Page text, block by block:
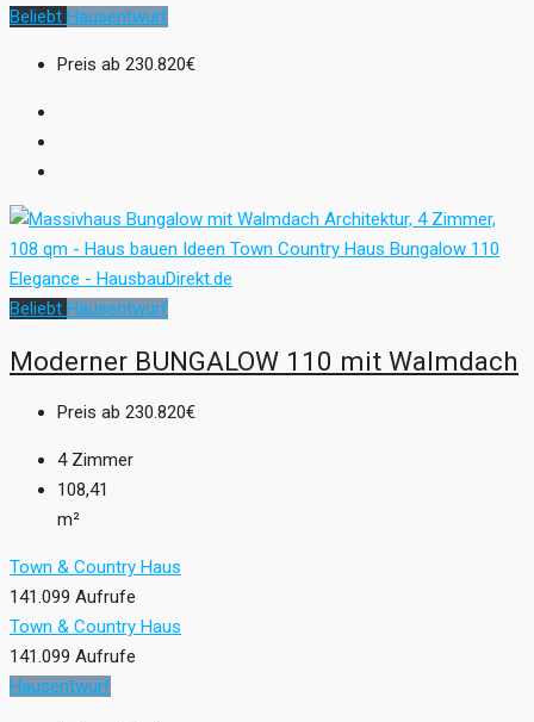
Beliebt Hausentwurf
Preis ab 230.820€
Beliebt Hausentwurf
Moderner BUNGALOW 110 mit Walmdach
Preis ab 230.820€
4 Zimmer
108,41
m²
Town & Country Haus
141.099 Aufrufe
Town & Country Haus
141.099 Aufrufe
Hausentwurf